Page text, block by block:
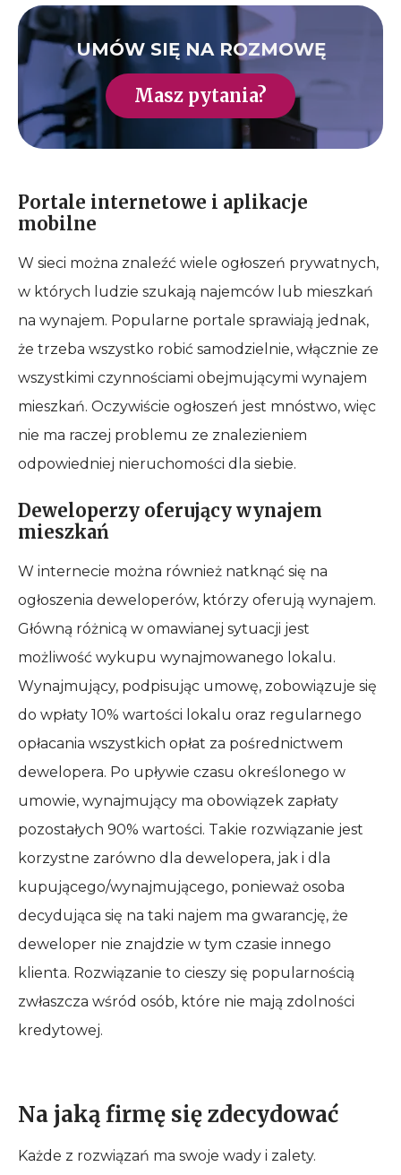
UMÓW SIĘ NA ROZMOWĘ
Masz pytania?
Portale internetowe i aplikacje
mobilne
W sieci można znaleźć wiele ogłoszeń prywatnych,
w których ludzie szukają najemców lub mieszkań
na wynajem. Popularne portale sprawiają jednak,
że trzeba wszystko robić samodzielnie, włącznie ze
wszystkimi czynnościami obejmującymi wynajem
mieszkań. Oczywiście ogłoszeń jest mnóstwo, więc
nie ma raczej problemu ze znalezieniem
odpowiedniej nieruchomości dla siebie.
Deweloperzy oferujący wynajem
mieszkań
W internecie można również natknąć się na
ogłoszenia deweloperów, którzy oferują wynajem.
Główną różnicą w omawianej sytuacji jest
możliwość wykupu wynajmowanego lokalu.
Wynajmujący, podpisując umowę, zobowiązuje się
do wpłaty 10% wartości lokalu oraz regularnego
opłacania wszystkich opłat za pośrednictwem
dewelopera. Po upływie czasu określonego w
umowie, wynajmujący ma obowiązek zapłaty
pozostałych 90% wartości. Takie rozwiązanie jest
korzystne zarówno dla dewelopera, jak i dla
kupującego/wynajmującego, ponieważ osoba
decydująca się na taki najem ma gwarancję, że
deweloper nie znajdzie w tym czasie innego
klienta. Rozwiązanie to cieszy się popularnością
zwłaszcza wśród osób, które nie mają zdolności
kredytowej.
Na jaką firmę się zdecydować
Każde z rozwiązań ma swoje wady i zalety.